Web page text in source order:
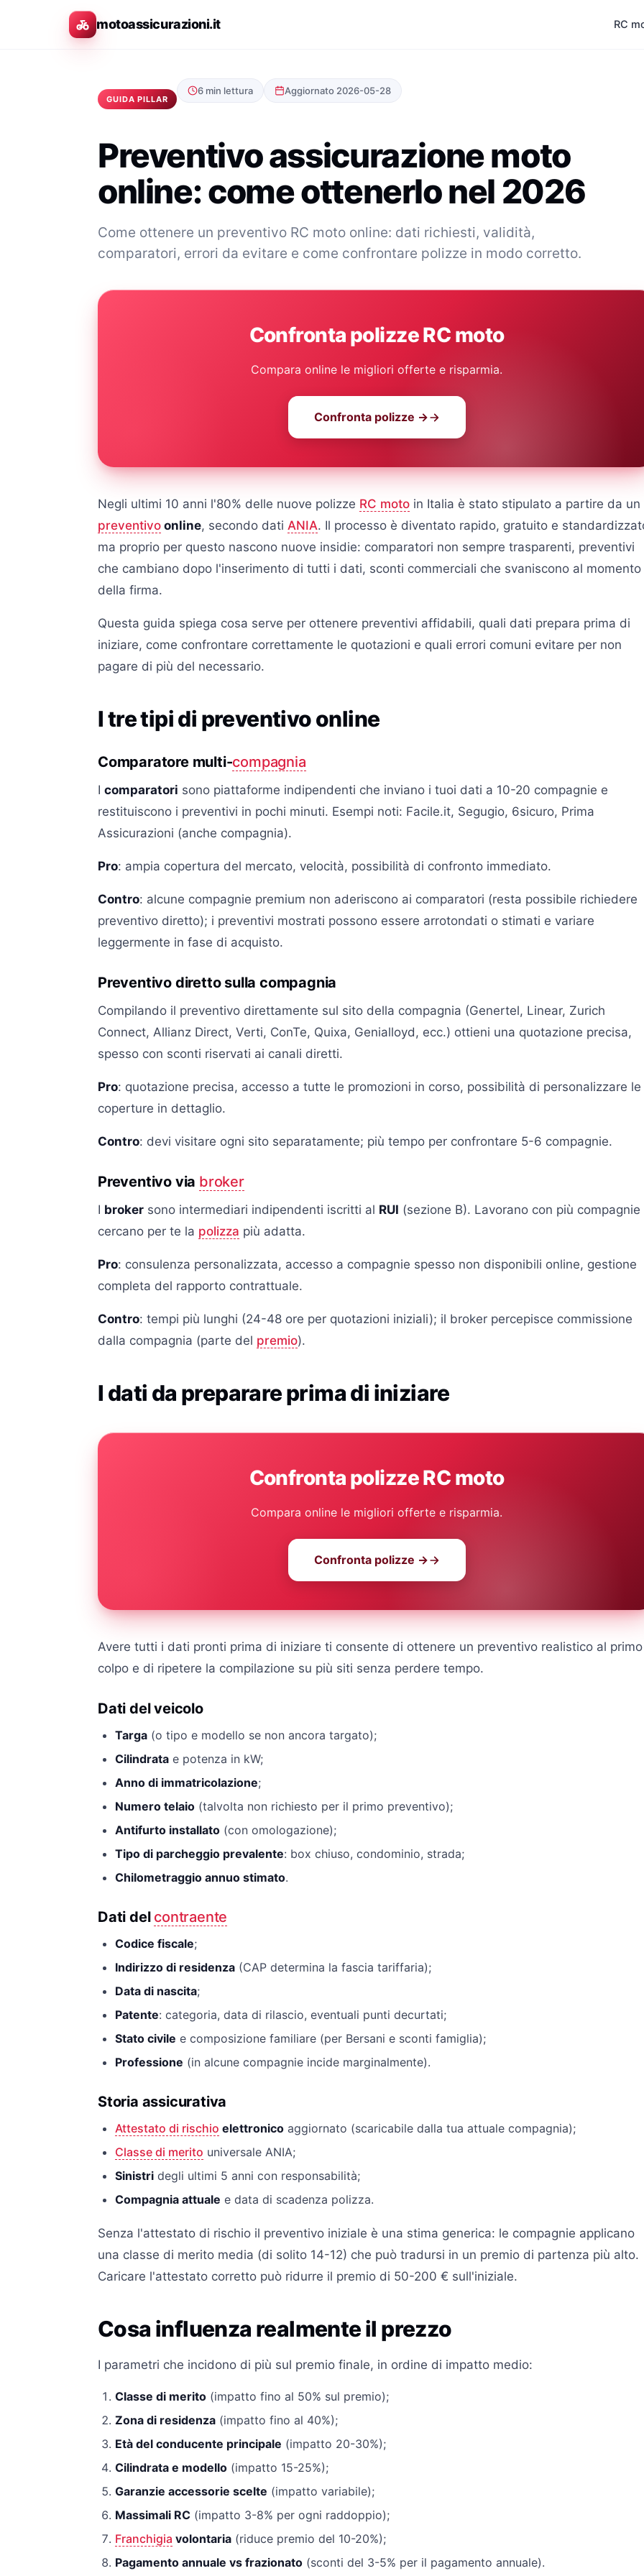
motoassicurazioni.it RC
GUIDA PILLAR
6 min lettura Aggiornato 2026-05-28
Preventivo assicurazione moto
online: come ottenerlo nel 2026
Come ottenere un preventivo RC moto online: dati richiesti, validità,
comparatori, errori da evitare e come confrontare polizze in modo corretto.
Confronta polizze RC moto
Compara online le migliori offerte e risparmia.
Confronta polizze →
Negli ultimi 10 anni l'80% delle nuove polizze RC moto in Italia è stato stipulato a partire da un
preventivo online, secondo dati ANIA. Il processo è diventato rapido, gratuito e
ma proprio per questo nascono nuove insidie: comparatori non sempre trasparenti, preventivi
che cambiano dopo l'inserimento di tutti i dati, sconti commerciali che svaniscono al momento
della firma.
Questa guida spiega cosa serve per ottenere preventivi affidabili, quali dati prepara prima di
iniziare, come confrontare correttamente le quotazioni e quali errori comuni evitare per non
pagare di più del necessario.
I tre tipi di preventivo online
Comparatore multi-compagnia
I comparatori sono piattaforme indipendenti che inviano i tuoi dati a 10-20 compagnie e
restituiscono i preventivi in pochi minuti. Esempi noti: Facile.it, Segugio, 6sicuro, Prima
Assicurazioni (anche compagnia).
Pro: ampia copertura del mercato, velocità, possibilità di confronto immediato.
Contro: alcune compagnie premium non aderiscono ai comparatori (resta possibile richiedere
preventivo diretto); i preventivi mostrati possono essere arrotondati o stimati e variare
leggermente in fase di acquisto.
Preventivo diretto sulla compagnia
Compilando il preventivo direttamente sul sito della compagnia (Genertel, Linear, Zurich
Connect, Allianz Direct, Verti, ConTe, Quixa, Genialloyd, ecc.) ottieni una quotazione precisa,
spesso con sconti riservati ai canali diretti.
Pro: quotazione precisa, accesso a tutte le promozioni in corso, possibilità di personalizzare le
coperture in dettaglio.
Contro: devi visitare ogni sito separatamente; più tempo per confrontare 5-6 compagnie.
Preventivo via broker
I broker sono intermediari indipendenti iscritti al RUI (sezione B). Lavorano con più compagnie
cercano per te la polizza più adatta.
Pro: consulenza personalizzata, accesso a compagnie spesso non disponibili online, gestione
completa del rapporto contrattuale.
Contro: tempi più lunghi (24-48 ore per quotazioni iniziali); il broker percepisce commissione
dalla compagnia (parte del premio).
I dati da preparare prima di iniziare
Confronta polizze RC moto
Compara online le migliori offerte e risparmia.
Confronta polizze →
Avere tutti i dati pronti prima di iniziare ti consente di ottenere un preventivo realistico al primo
colpo e di ripetere la compilazione su più siti senza perdere tempo.
Dati del veicolo
Targa (o tipo e modello se non ancora targato);
Cilindrata e potenza in kW;
Anno di immatricolazione;
Numero telaio (talvolta non richiesto per il primo preventivo);
Antifurto installato (con omologazione);
Tipo di parcheggio prevalente: box chiuso, condominio, strada;
Chilometraggio annuo stimato.
Dati del contraente
Codice fiscale;
Indirizzo di residenza (CAP determina la fascia tariffaria);
Data di nascita;
Patente: categoria, data di rilascio, eventuali punti decurtati;
Stato civile e composizione familiare (per Bersani e sconti famiglia);
Professione (in alcune compagnie incide marginalmente).
Storia assicurativa
Attestato di rischio elettronico aggiornato (scaricabile dalla tua attuale compagnia);
Classe di merito universale ANIA;
Sinistri degli ultimi 5 anni con responsabilità;
Compagnia attuale e data di scadenza polizza.
Senza l'attestato di rischio il preventivo iniziale è una stima generica: le compagnie applicano
una classe di merito media (di solito 14-12) che può tradursi in un premio di partenza più alto.
Caricare l'attestato corretto può ridurre il premio di 50-200 € sull'iniziale.
Cosa influenza realmente il prezzo
I parametri che incidono di più sul premio finale, in ordine di impatto medio:
Classe di merito (impatto fino al 50% sul premio);
Zona di residenza (impatto fino al 40%);
Età del conducente principale (impatto 20-30%);
Cilindrata e modello (impatto 15-25%);
Garanzie accessorie scelte (impatto variabile);
Massimali RC (impatto 3-8% per ogni raddoppio);
Franchigia volontaria (riduce premio del 10-20%);
Pagamento annuale vs frazionato (sconti del 3-5% per il pagamento annuale).